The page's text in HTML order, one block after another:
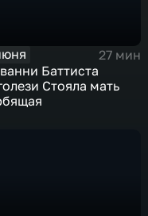
27 мин
Баттиста
Стояла мать